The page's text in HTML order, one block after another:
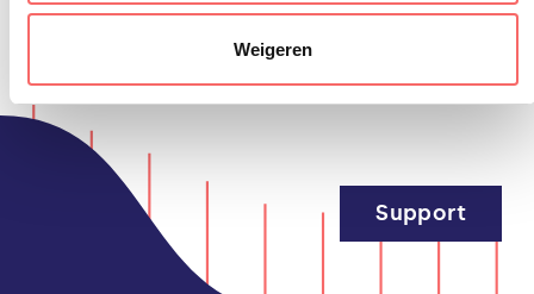
Weigeren
Support